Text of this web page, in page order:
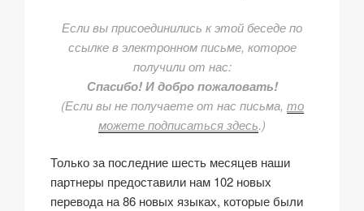
Если вы присоединились к этой беседе по
ссылке в электронном письме, которое
получили от нас:
Спасибо! И добро пожаловать!
(Если вы не получаете от нас письма, то
можете подписаться здесь.)
Только за последние шесть месяцев наши
партнеры предоставили нам 102 новых
перевода на 86 новых языках, которые были